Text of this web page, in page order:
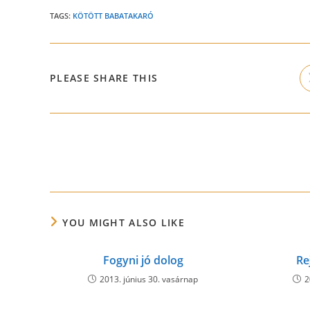
TAGS: KÖTÖTT BABATAKARÓ
PLEASE SHARE THIS
YOU MIGHT ALSO LIKE
Fogyni jó dolog
2013. június 30. vasárnap